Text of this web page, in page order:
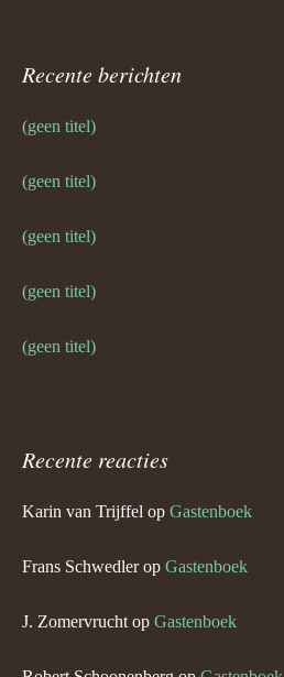
Recente berichten
(geen titel)
(geen titel)
(geen titel)
(geen titel)
(geen titel)
Recente reacties
Karin van Trijffel op Gastenboek
Frans Schwedlerop Gastenboek
J. Zomervrucht op Gastenboek